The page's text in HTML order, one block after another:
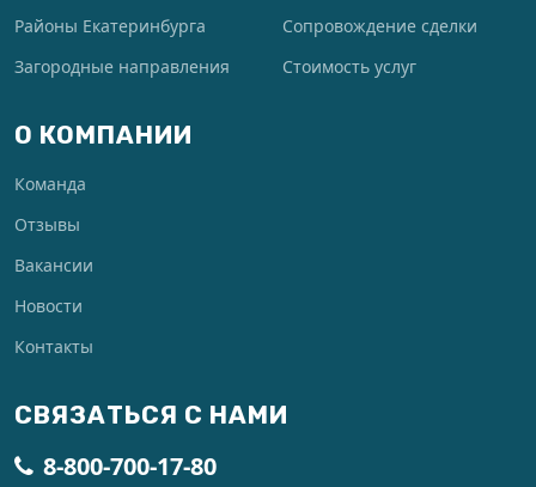
Районы Екатеринбурга
Загородные направления
Сопровождение сделки
Стоимость услуг
О КОМПАНИИ
Команда
Отзывы
Вакансии
Новости
Контакты
СВЯЗАТЬСЯ С НАМИ
8-800-700-17-80